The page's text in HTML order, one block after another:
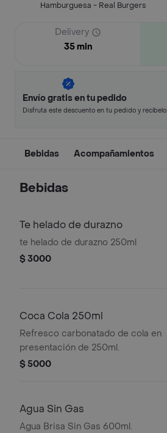
Hamburguesa - Real Burgers
Delivery
35 min
Envío gratis en tu pedido
Disfruta este descuento en tu pedido y recíbelo
Bebidas Acompañamientos
Bebidas
Te helado de durazno
te helado de durazno 250ml
$ 3000
Coca Cola 250ml
Refresco carbonatado de cola en
presentación de 250ml.
$ 5000
Agua Sin Gas
Agua Brisa Sin Gas 600ml.